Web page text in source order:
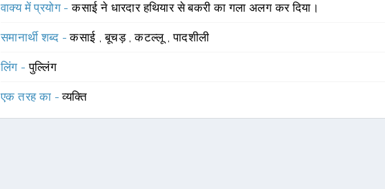
वाक्य में प्रयोग -कसाई ने धारदार हथियार से बकरी का गला अलग कर दिया।
समानार्थी शब्द -कसाई ,बूचड़ ,कटल्लू ,पादशीली
लिंग -पुल्लिंग
एक तरह का -व्यक्ति